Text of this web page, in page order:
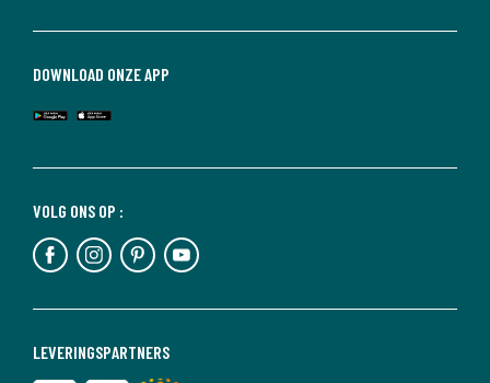
LEVERINGSPARTNERS
VOLG ONS OP :
DOWNLOAD ONZE APP